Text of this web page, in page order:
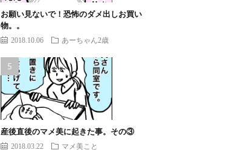
お願い見ないで！恐怖のダメ出しお買い
物。。
2018.10.06 あーちゃん2歳
産後直後のマメ美に起きた事。その③
2018.03.22 マメ美こと